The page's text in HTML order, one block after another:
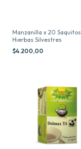
Manzanilla x 20 Saquitos
Hierbas Silvestres
$4.200,00